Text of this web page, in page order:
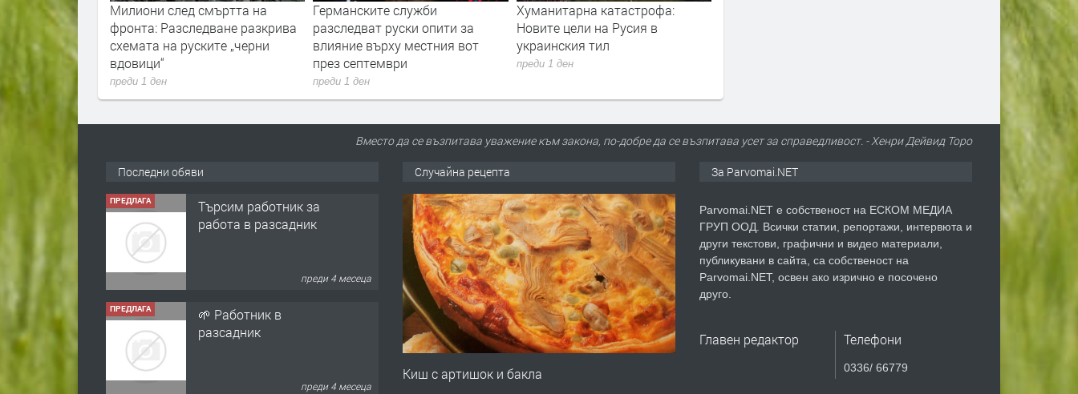
с пожарите
vs.
Милиони след смъртта на
фронта: Разследване разкрива
схемата на руските „черни
вдовици“
преди 1 ден
Германските служби
разследват руски опити за
влияние върху местния вот
през септември
преди 1 ден
Хуманитарна катастрофа:
Новите цели на Русия в
украинския тил
преди 1 ден
Сеута след трагедията:
виновен – Испания,
Вместо да се възпитава уважение към закона, по-добре да се възпитава усет за справедливост. - Хенри Дейвид Торо
Последни обяви
ПРЕДЛАГА
Търсим работник за
работа в разсадник
преди 4 месеца
ПРЕДЛАГА
🌱 Работник в
разсадник
преди 4 месеца
Случайна рецепта
Киш с артишок и бакла
За Parvomai.NET
Parvomai.NET е собственост на ЕСКОМ МЕДИА
ГРУП ООД. Всички статии, репортажи, интервюта и
други текстови, графични и видео материали,
публикувани в сайта, са собственост на
Parvomai.NET, освен ако изрично е посочено
друго.
Главен редактор Телефони
0336/ 66779